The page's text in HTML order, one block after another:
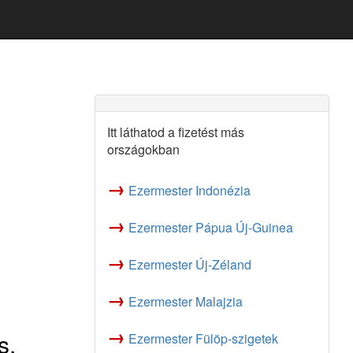
Itt láthatod a fizetést más
országokban
→ Ezermester Indonézia
→ Ezermester Pápua Új-Guinea
→ Ezermester Új-Zéland
→ Ezermester Malajzia
→ Ezermester Fülöp-szigetek